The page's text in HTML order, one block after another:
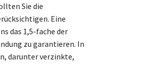
Sie die
Eine
das 1,5-fache der
zu garantieren. In
darunter verzinkte,